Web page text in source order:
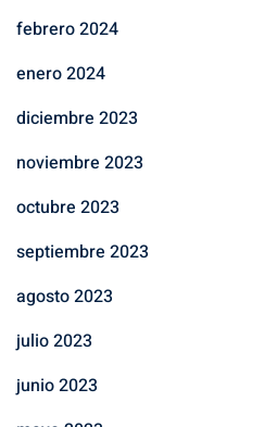
febrero 2024
enero 2024
diciembre 2023
noviembre 2023
octubre 2023
septiembre 2023
agosto 2023
julio 2023
junio 2023